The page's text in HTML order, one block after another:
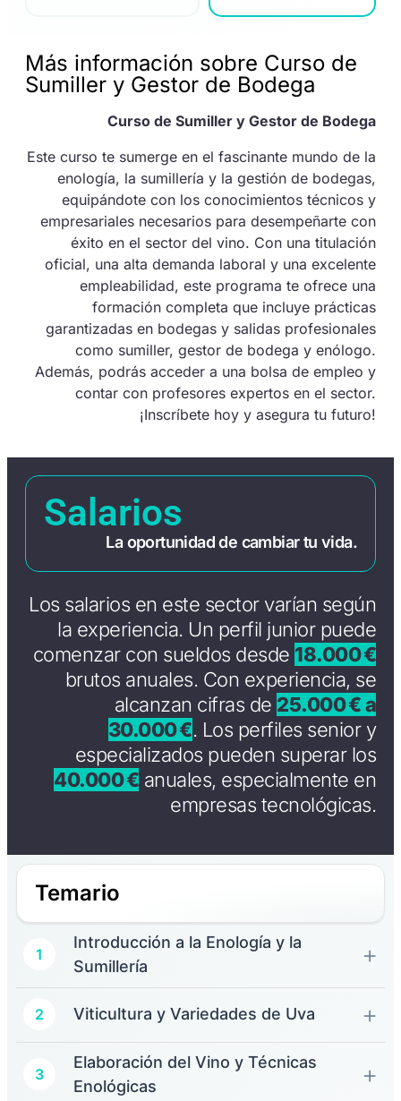
Más información sobre Curso de
Sumiller y Gestor de Bodega
Curso de Sumiller y Gestor de Bodega
Este curso te sumerge en el fascinante mundo de la
enología, la sumillería y la gestión de bodegas,
equipándote con los conocimientos técnicos y
empresariales necesarios para desempeñarte con
éxito en el sector del vino. Con una titulación
oficial, una alta demanda laboral y una excelente
empleabilidad, este programa te ofrece una
formación completa que incluye prácticas
garantizadas en bodegas y salidas profesionales
como sumiller, gestor de bodega y enólogo.
Además, podrás acceder a una bolsa de empleo y
contar con profesores expertos en el sector.
¡Inscríbete hoy y asegura tu futuro!
Salarios
La oportunidad de cambiar tu vida.
Los salarios en este sector varían según
la experiencia. Un perfil junior puede
comenzar con sueldos desde 18.000 €
brutos anuales. Con experiencia, se
alcanzan cifras de 25.000 € a
30.000 €. Los perfiles senior y
especializados pueden superar los
40.000 € anuales, especialmente en
empresas tecnológicas.
Temario
1
Introducción a la Enología y la
Sumillería
2 Viticultura y Variedades de Uva
3
Elaboración del Vino y Técnicas
Enológicas